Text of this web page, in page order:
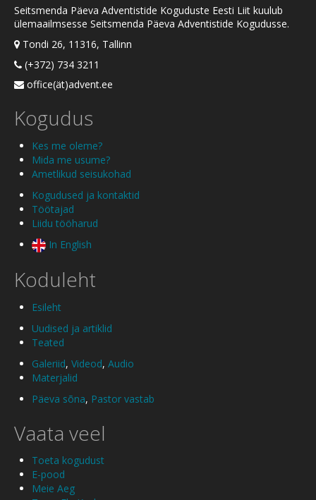
Seitsmenda Päeva Adventistide Koguduste Eesti Liit kuulub
ülemaailmsesse Seitsmenda Päeva Adventistide Kogudusse.
Tondi 26, 11316, Tallinn
(+372) 734 3211
office(ät)advent.ee
Kogudus
Kes me oleme?
Mida me usume?
Ametlikud seisukohad
Kogudused ja kontaktid
Töötajad
Liidu tööharud
In English
Koduleht
Esileht
Uudised ja artiklid
Teated
Galeriid, Videod, Audio
Materjalid
Päeva sõna, Pastor vastab
Vaata veel
Toeta kogudust
E-pood
Meie Aeg